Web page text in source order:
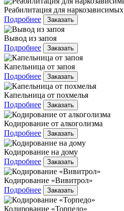
Реабилитация для наркозависимых
Подробнее
Заказать
Вывод из запоя
Подробнее
Заказать
Капельница от запоя
Подробнее
Заказать
Капельница от похмелья
Подробнее
Заказать
Кодирование от алкоголизма
Подробнее
Заказать
Кодирование на дому
Подробнее
Заказать
Кодирование «Вивитрол»
Подробнее
Заказать
Кодирование «Торпедо»